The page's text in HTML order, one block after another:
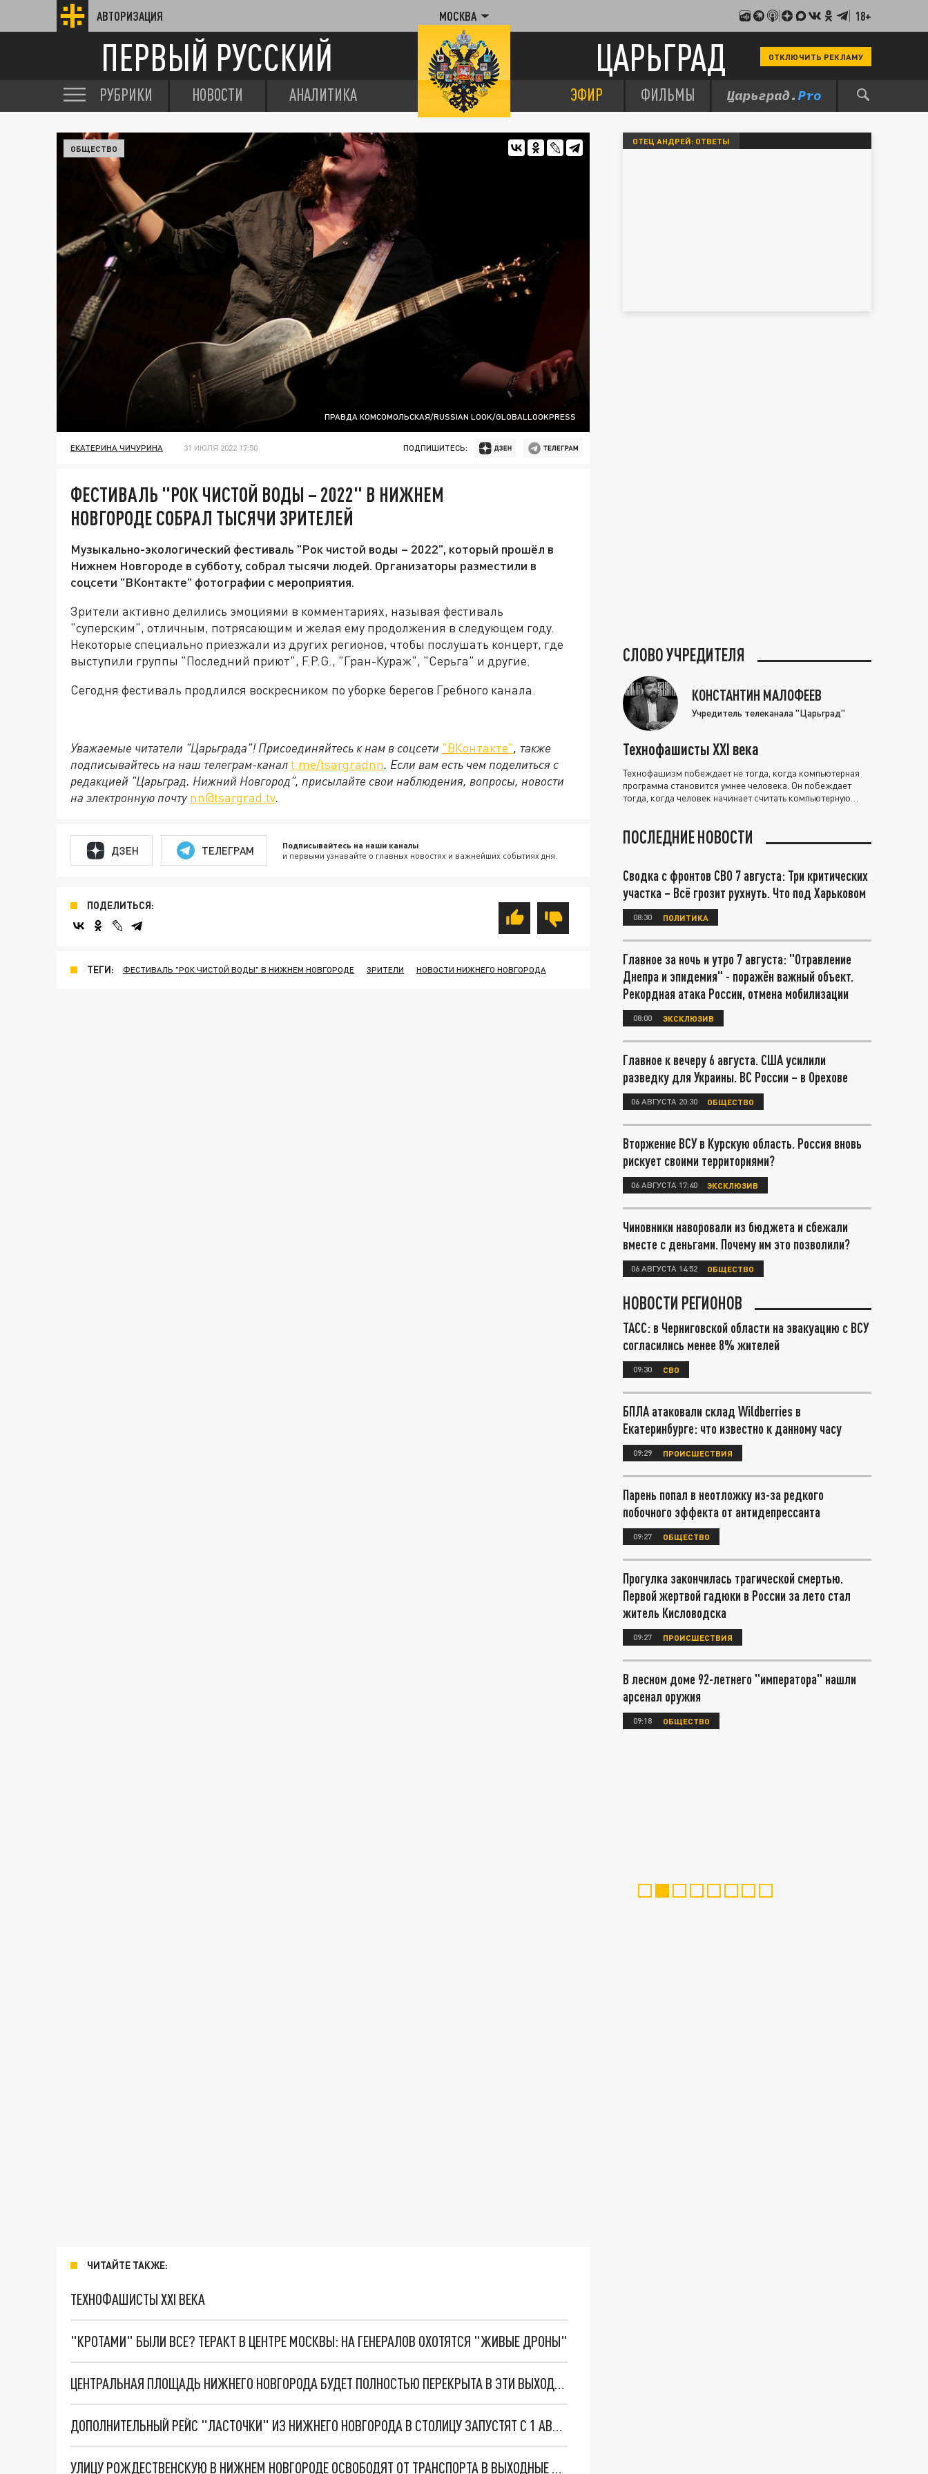
АВТОРИЗАЦИЯ МОСКВА 18+
ПЕРВЫЙ РУССКИЙ ЦАРЬГРАД ОТКЛЮЧИТЬ РЕКЛАМУ
РУБРИКИ НОВОСТИ АНАЛИТИКА ЭФИР ФИЛЬМЫ
ПРАВДА КОМСОМОЛЬСКАЯ/RUSSIAN LOOK/GLOBALLOOKPRESS
ОБЩЕСТВО
ЕКАТЕРИНА ЧИЧУРИНА 31 ИЮЛЯ 2022 17:50 ПОДПИШИТЕСЬ:
ФЕСТИВАЛЬ "РОК ЧИСТОЙ ВОДЫ – 2022" В НИЖНЕМ
НОВГОРОДЕ СОБРАЛ ТЫСЯЧИ ЗРИТЕЛЕЙ
Музыкально-экологический фестиваль "Рок чистой воды – 2022", который прошёл в
Нижнем Новгороде в субботу, собрал тысячи людей. Организаторы разместили в
соцсети "ВКонтакте" фотографии с мероприятия.
Зрители активно делились эмоциями в комментариях, называя фестиваль
"суперским", отличным, потрясающим и желая ему продолжения в следующем году.
Некоторые специально приезжали из других регионов, чтобы послушать концерт, где
выступили группы "Последний приют", F.P.G., "Гран-Кураж", "Серьга" и другие.
Сегодня фестиваль продлился воскресником по уборке берегов Гребного канала.
Уважаемые читатели "Царьграда"!Присоединяйтесь к нам в соцсети "ВКонтакте", также
подписывайтесь на наш телеграм-канал t.me/tsargradnn. Если вам есть чем поделиться с
редакцией "Царьград. Нижний Новгород", присылайте свои наблюдения, вопросы, новости
на электронную почту nn@tsargrad.tv.
ДЗЕН ТЕЛЕГРАМ Подписывайтесь на наши каналы
и первыми узнавайте о главных новостях и важнейших событиях дня.
ПОДЕЛИТЬСЯ:
ТЕГИ: ФЕСТИВАЛЬ "РОК ЧИСТОЙ ВОДЫ" В НИЖНЕМ НОВГОРОДЕ ЗРИТЕЛИ НОВОСТИ НИЖНЕГО НОВГОРОДА
ЧИТАЙТЕ ТАКЖЕ:
ТЕХНОФАШИСТЫ XXI ВЕКА
"КРОТАМИ" БЫЛИ ВСЕ? ТЕРАКТ В ЦЕНТРЕ МОСКВЫ: НА ГЕНЕРАЛОВ ОХОТЯТСЯ "ЖИВЫЕ ДРОНЫ"
ЦЕНТРАЛЬНАЯ ПЛОЩАДЬ НИЖНЕГО НОВГОРОДА БУДЕТ ПОЛНОСТЬЮ ПЕРЕКРЫТА В ЭТИ ВЫХОДНЫЕ ИЗ-ЗА РОК-ФЕСТИВАЛЯ
ДОПОЛНИТЕЛЬНЫЙ РЕЙС "ЛАСТОЧКИ" ИЗ НИЖНЕГО НОВГОРОДА В СТОЛИЦУ ЗАПУСТЯТ С 1 АВГУСТА
УЛИЦУ РОЖДЕСТВЕНСКУЮ В НИЖНЕМ НОВГОРОДЕ ОСВОБОДЯТ ОТ ТРАНСПОРТА В ВЫХОДНЫЕ ИЗ-ЗА ГАСТРОФЕСТИВАЛЯ
ОТЕЦ АНДРЕЙ: ОТВЕТЫ
СЛОВО УЧРЕДИТЕЛЯ
КОНСТАНТИН МАЛОФЕЕВ
Учредитель телеканала "Царьград"
Технофашисты XXI века
Технофашизм побеждает не тогда, когда компьютерная
программа становится умнее человека. Он побеждает
тогда, когда человек начинает считать компьютерную
ПОСЛЕДНИЕ НОВОСТИ
Сводка с фронтов СВО 7 августа: Три критических
участка – Всё грозит рухнуть. Что под Харьковом
08:30 ПОЛИТИКА
Главное за ночь и утро 7 августа: "Отравление
Днепра и эпидемия" - поражён важный объект.
Рекордная атака России, отмена мобилизации
08:00 ЭКСКЛЮЗИВ
Главное к вечеру 6 августа. США усилили
разведку для Украины. ВС России – в Орехове
06 АВГУСТА 20:30 ОБЩЕСТВО
Вторжение ВСУ в Курскую область. Россия вновь
рискует своими территориями?
06 АВГУСТА 17:40 ЭКСКЛЮЗИВ
Чиновники наворовали из бюджета и сбежали
вместе с деньгами. Почему им это позволили?
06 АВГУСТА 14:52 ОБЩЕСТВО
НОВОСТИ РЕГИОНОВ
ТАСС: в Черниговской области на эвакуацию с ВСУ
согласились менее 8% жителей
09:30 СВО
БПЛА атаковали склад Wildberries в
Екатеринбурге: что известно к данному часу
09:29 ПРОИСШЕСТВИЯ
Парень попал в неотложку из-за редкого
побочного эффекта от антидепрессанта
09:27 ОБЩЕСТВО
Прогулка закончилась трагической смертью.
Первой жертвой гадюки в России за лето стал
житель Кисловодска
09:27 ПРОИСШЕСТВИЯ
В лесном доме 92-летнего "императора" нашли
арсенал оружия
09:18 ОБЩЕСТВО